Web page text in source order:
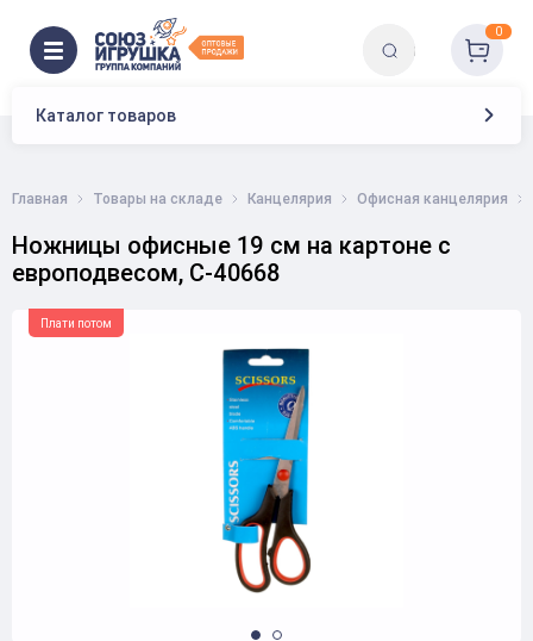
Каталог товаров
0
Главная Товары на складе Канцелярия Офисная канцелярия
Ножницы офисные 19 см на картоне с
европодвесом, С-40668
Плати потом